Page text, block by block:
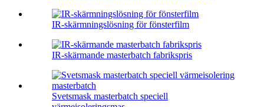
IR-skärmningslösning för fönsterfilm
IR-skärmande masterbatch fabrikspris
Svetsmask masterbatch speciell